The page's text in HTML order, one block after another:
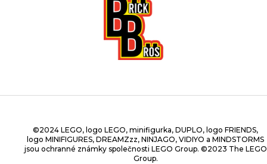
©2024 LEGO, logo LEGO, minifigurka, DUPLO, logo FRIENDS,
logo MINIFIGURES, DREAMZzz, NINJAGO, VIDIYO a MINDSTORMS
jsou ochranné známky společnosti LEGO Group. ©2023 The LEGO
Group.